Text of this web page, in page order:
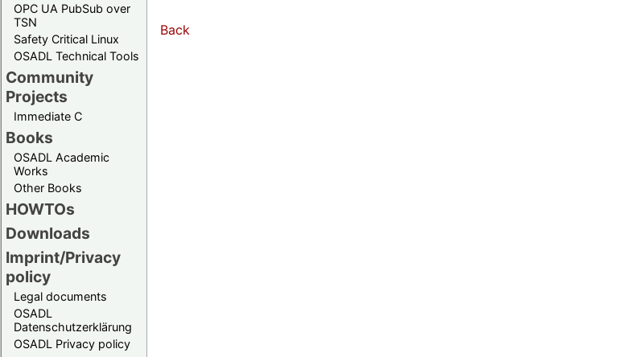
OPC UA PubSub over
TSN
Safety Critical Linux
OSADL Technical Tools
Community
Projects
Immediate C
Books
OSADL Academic
Works
Other Books
HOWTOs
Downloads
Imprint/Privacy
policy
Legal documents
OSADL
Datenschutzerklärung
OSADL Privacy policy
Back